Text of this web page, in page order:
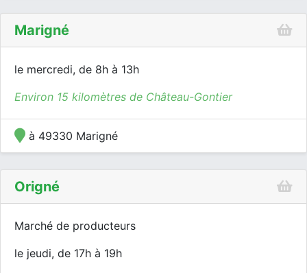
Marigné
le mercredi, de 8h à 13h
Environ 15 kilomètres de Château-Gontier
à 49330 Marigné
Origné
Marché de producteurs
le jeudi, de 17h à 19h